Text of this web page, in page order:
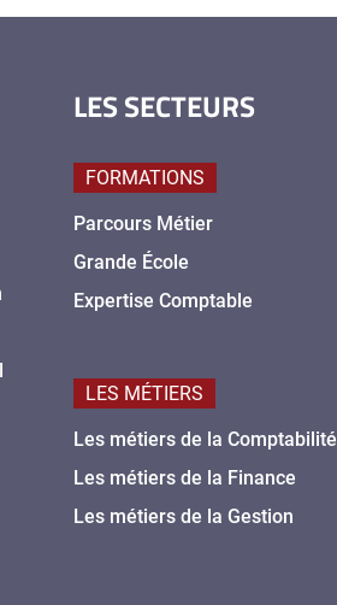
LES SECTEURS
FORMATIONS
Parcours Métier
Grande École
Expertise Comptable
LES MÉTIERS
Les métiers de la Comptabilité
Les métiers de la Finance
Les métiers de la Gestion